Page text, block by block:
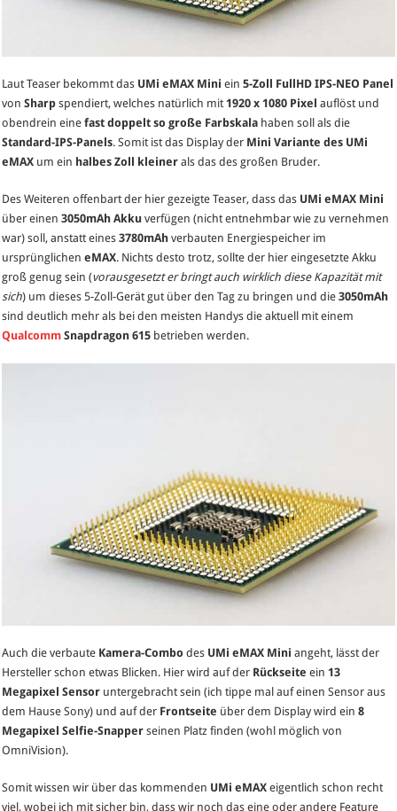
Laut Teaser bekommt das UMi eMAX Mini ein5-Zoll FullHD IPS-NEO Panel
vonSharp spendiert, welches natürlich mit1920 x 1080 Pixel auflöst und
obendrein einefast doppelt so große Farbskala haben soll als die
Standard-IPS-Panels. Somit ist das Display der Mini Variante des UMi
eMAX um ein halbes Zoll kleiner als das des großen Bruder.
Des Weiteren offenbart der hier gezeigte Teaser, dass das UMi eMAX Mini
über einen3050mAh Akku verfügen (nicht entnehmbar wie zu vernehmen
war) soll, anstatt eines3780mAh verbauten Energiespeicher im
ursprünglicheneMAX. Nichts desto trotz, sollte der hier eingesetzte Akku
groß genug sein (vorausgesetzt er bringt auch wirklich diese Kapazität mit
sich) um dieses 5-Zoll-Gerät gut über den Tag zu bringen und die3050mAh
sind deutlich mehr als bei den meisten Handys die aktuell mit einem
Qualcomm Snapdragon 615 betrieben werden.
Auch die verbaute Kamera-Combo des UMi eMAX Mini angeht, lässt der
Hersteller schon etwas Blicken. Hier wird auf der Rückseite ein13
Megapixel Sensor untergebracht sein (ich tippe mal auf einen Sensor aus
dem Hause Sony) und auf der Frontseite über dem Display wird ein8
Megapixel Selfie-Snapper seinen Platz finden (wohl möglich von
OmniVision).
Somit wissen wir über das kommenden UMi eMAX eigentlich schon recht
viel, wobei ich mit sicher bin, dass wir noch das eine oder andere Feature